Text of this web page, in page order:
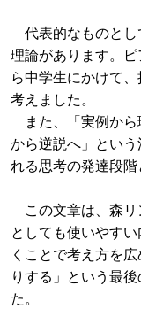
代表的なものとし
理論があります。
ら中学生にかけて
考えました。
また、「実例から
から逆説へ」とい
れる思考の発達段階
この文章は、森リ
としても使いやす
くことで考え方を
りする」という最
た。